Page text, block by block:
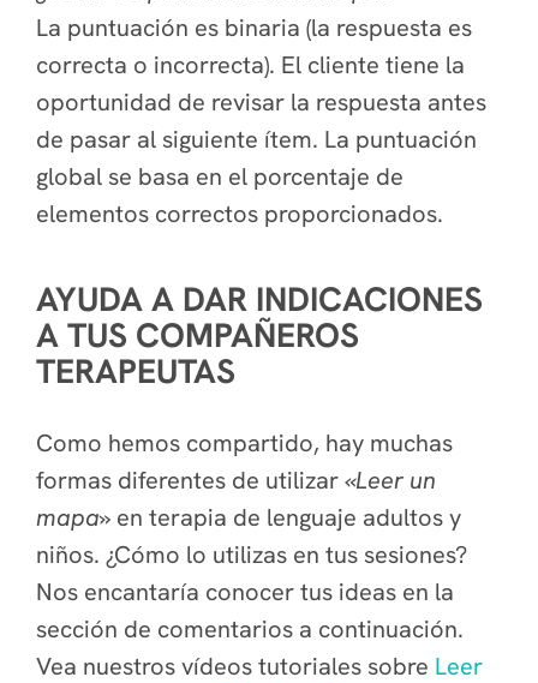
La puntuación es binaria (la respuesta es
correcta o incorrecta). El cliente tiene la
oportunidad de revisar la respuesta antes
de pasar al siguiente ítem. La puntuación
global se basa en el porcentaje de
elementos correctos proporcionados.
AYUDA A DAR INDICACIONES
A TUS COMPAÑEROS
TERAPEUTAS
Como hemos compartido, hay muchas
formas diferentes de utilizar«Leer un
mapa» en terapia de lenguaje adultos y
niños. ¿Cómo lo utilizas en tus sesiones?
Nos encantaría conocer tus ideas en la
sección de comentarios a continuación.
Vea nuestros vídeos tutoriales sobre Leer